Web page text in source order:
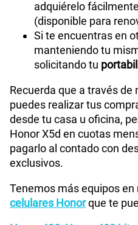
adquiérelo
(disponible para
Si te encuentras en
manteniendo tu
solicitando tu
Recuerda que a través
puedes realizar tus
desde tu casa u oficina,
Honor X5d en cuotas
pagarlo al contado con
exclusivos.
Tenemos más equipos
celulares Honorque te